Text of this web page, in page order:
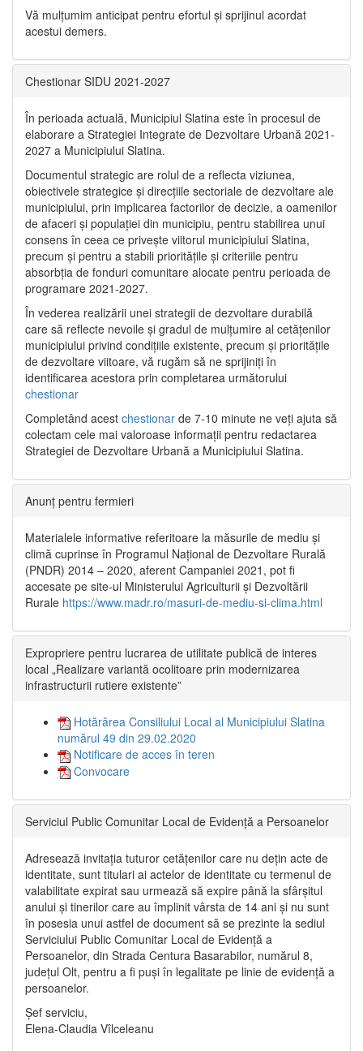
Vă mulţumim anticipat pentru efortul şi sprijinul acordat
acestui demers.
Chestionar SIDU 2021-2027
În perioada actuală, Municipiul Slatina este în procesul de
elaborare a Strategiei Integrate de Dezvoltare Urbană 2021‐
2027 a Municipiului Slatina.
Documentul strategic are rolul de a reflecta viziunea,
obiectivele strategice și direcțiile sectoriale de dezvoltare ale
municipiului, prin implicarea factorilor de decizie, a oamenilor
de afaceri și populației din municipiu, pentru stabilirea unui
consens în ceea ce privește viitorul municipiului Slatina,
precum și pentru a stabili prioritățile și criteriile pentru
absorbția de fonduri comunitare alocate pentru perioada de
programare 2021-2027.
În vederea realizării unei strategii de dezvoltare durabilă
care să reflecte nevoile și gradul de mulțumire al cetățenilor
municipiului privind condițiile existente, precum și prioritățile
de dezvoltare viitoare, vă rugăm să ne sprijiniți în
identificarea acestora prin completarea următorului
chestionar
Completând acest chestionar de 7-10 minute ne veți ajuta să
colectam cele mai valoroase informații pentru redactarea
Strategiei de Dezvoltare Urbană a Municipiului Slatina.
Anunț pentru fermieri
Materialele informative referitoare la măsurile de mediu și
climă cuprinse în Programul Național de Dezvoltare Rurală
(PNDR) 2014 – 2020, aferent Campaniei 2021, pot fi
accesate pe site-ul Ministerului Agriculturii și Dezvoltării
Rurale https://www.madr.ro/masuri-de-mediu-si-clima.html
Expropriere pentru lucrarea de utilitate publică de interes
local „Realizare variantă ocolitoare prin modernizarea
infrastructurii rutiere existente”
Hotărârea Consiliului Local al Municipiului Slatina
numărul 49 din 29.02.2020
Notificare de acces în teren
Convocare
Serviciul Public Comunitar Local de Evidență a Persoanelor
Adresează invitația tuturor cetățenilor care nu dețin acte de
identitate, sunt titulari ai actelor de identitate cu termenul de
valabilitate expirat sau urmează să expire până la sfârșitul
anului și tinerilor care au împlinit vârsta de 14 ani și nu sunt
în posesia unui astfel de document să se prezinte la sediul
Serviciului Public Comunitar Local de Evidență a
Persoanelor, din Strada Centura Basarabilor, numărul 8,
județul Olt, pentru a fi puși în legalitate pe linie de evidență a
persoanelor.
Șef serviciu,
Elena-Claudia Vîlceleanu